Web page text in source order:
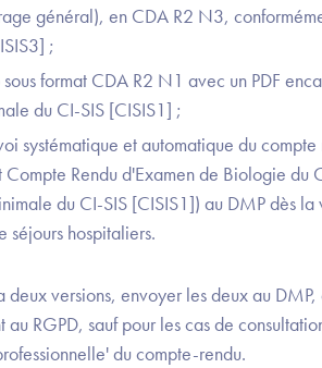
général), en CDA R2 N3,
;
format CDA R2 N1 avec un PDF
du CI-SIS [CISIS1] ;
systématique et automatique du
Rendu d'Examen de Biologie du
du CI-SIS [CISIS1]) au DMP dès
séjours hospitaliers.
deux versions, envoyer les deux au
RGPD, sauf pour les cas de
du compte-rendu.